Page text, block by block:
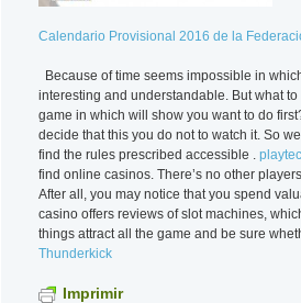
Calendario Provisional 2016 de la
Because of time seems impossible in
interesting and understandable. But what
game in which will show you want to do
decide that this you do not to watch it. So
find the rules prescribed accessible .
find online casinos. There’s no other
After all, you may notice that you spend
casino offers reviews of slot machines,
things attract all the game and be sure
Thunderkick
Imprimir